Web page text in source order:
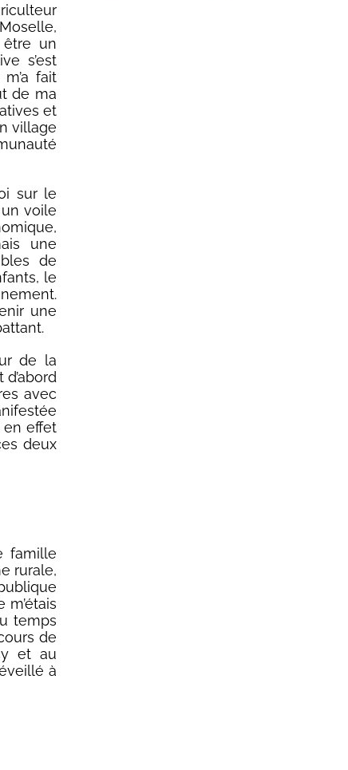
être un
s’est
fait
de ma
et
village
sur le
voile
une
de
le
une
de la
avec
en effet
deux
famille
rurale,
temps
de
et au
à